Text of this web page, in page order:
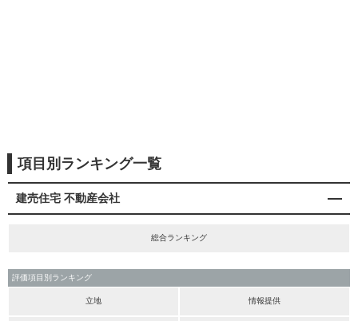
項目別ランキング一覧
建売住宅 不動産会社
総合ランキング
評価項目別ランキング
立地 情報提供